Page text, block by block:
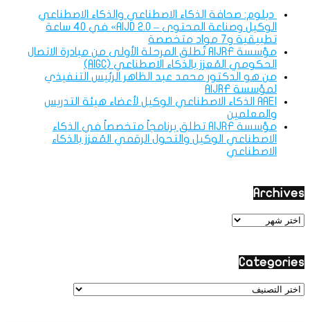
دبلوم: صحافة الذكاء الاصطناعي والذكاء الاصطناعي
الوكيل وصناعة المحتوى – AIJD 2.0» في 40 ساعة
تطبيقية و7 مواد متخصصة
مؤسسة AIJRF تُطلق المرحلة الأولى من مبادرة الاتصال
الحكومي المُعزز بالذكاء الاصطناعي (AIGC)
من هو الدكتور محمد عبد الظاهر الرئيس التنفيذي
لمؤسسة AIJRF
AAEI الذكاء الاصطناعي الوكيل لأعضاء هيئة التدريس
والمعلمين
مؤسسة AIJRF تطلق برنامجاً متخصصاً في الذكاء
الاصطناعي الوكيل والتحول الرقمي المُعزز بالذكاء
الاصطناعي
Archives
Archives
Categories
Categories